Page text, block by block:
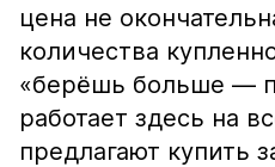
цена не
количества
«берёшь больше —
работает здесь на
предлагают купить